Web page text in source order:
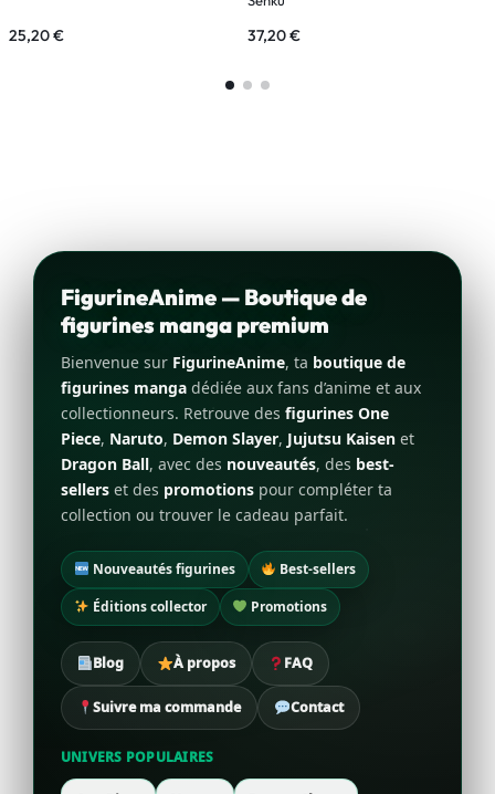
25,20€ 37,20€
FigurineAnime — Boutique de
figurines manga premium
Bienvenue sur FigurineAnime, ta boutique de
figurines manga dédiée aux fans d’anime et aux
collectionneurs. Retrouve des figurines One
Piece, Naruto, Demon Slayer, Jujutsu Kaisen et
Dragon Ball, avec des nouveautés, des best-
sellers et des promotions pour compléter ta
collection ou trouver le cadeau parfait.
Nouveautés figurines
Best-sellers
Éditions collector
Promotions
Blog À propos FAQ
Suivre ma commande Contact
UNIVERS POPULAIRES